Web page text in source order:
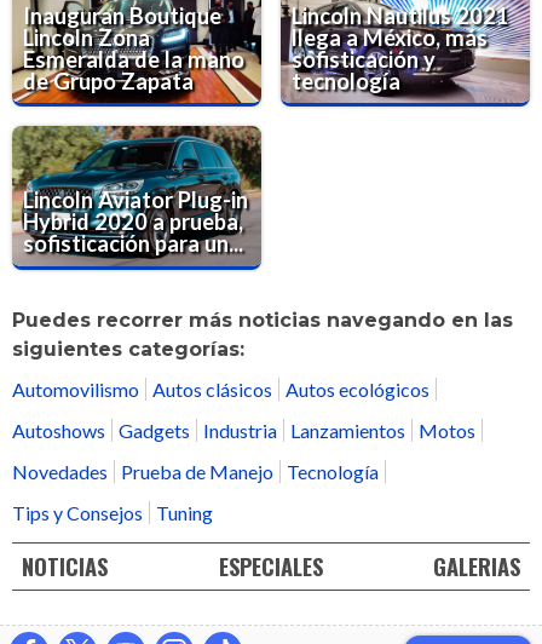
Inauguran Boutique
Lincoln Zona
Esmeralda de la mano
de Grupo Zapata
Lincoln Nautilus 2021
llega a México, más
sofisticación y
tecnología
Lincoln Aviator Plug-in
Hybrid 2020 a prueba,
sofisticación para un...
Puedes recorrer más noticias navegando en las
siguientes categorías:
Automovilismo
Autos clásicos
Autos ecológicos
Autoshows
Gadgets Industria Lanzamientos
Motos
Novedades
Prueba de Manejo
Tecnología
Tips y Consejos
Tuning
NOTICIAS ESPECIALES GALERIAS